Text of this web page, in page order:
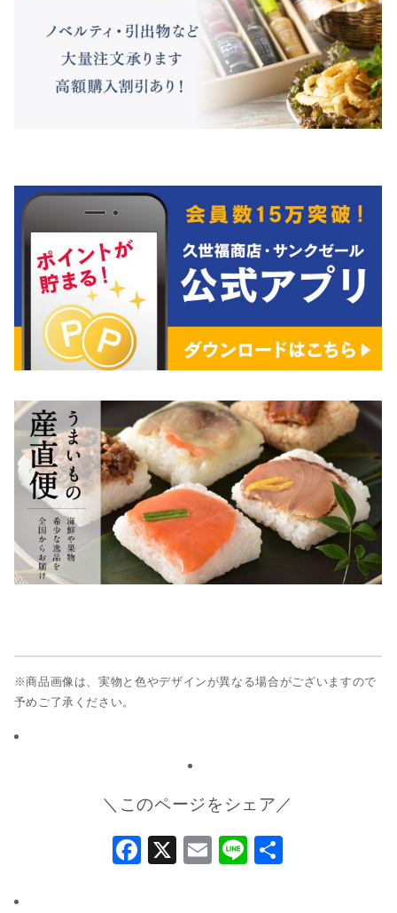
※商品画像は、実物と色やデザインが異なる場合がございますので
予めご了承ください。
＼このページをシェア／
Facebook
X Email
Line